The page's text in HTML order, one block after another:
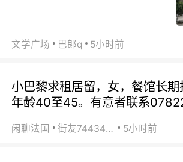
文学广场 巴郞q 5小时前
小巴黎求租居留，女，餐馆长
年龄40至45。有意者联系
闲聊法国 街友74434350 5小时前